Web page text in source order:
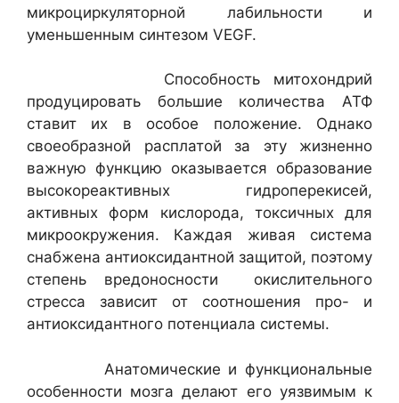
микроциркуляторной лабильности и
уменьшенным синтезом VEGF.
Способность митохондрий
продуцировать большие количества АТФ
ставит их в особое положение. Однако
своеобразной расплатой за эту жизненно
важную функцию оказывается образование
высокореактивных гидроперекисей,
активных форм кислорода, токсичных для
микроокружения. Каждая живая система
снабжена антиоксидантной защитой, поэтому
степень вредоносности окислительного
стресса зависит от соотношения про- и
антиоксидантного потенциала системы.
Анатомические и функциональные
особенности мозга делают его уязвимым к